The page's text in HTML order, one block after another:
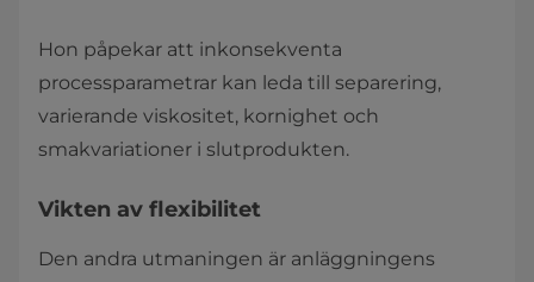
Hon påpekar att inkonsekventa
processparametrar kan leda till separering,
varierande viskositet, kornighet och
smakvariationer i slutprodukten.
Vikten av flexibilitet
Den andra utmaningen är anläggningens